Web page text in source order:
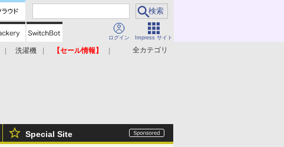
ログイン Impress サイト
全カテゴリ
洗濯機
【セール情報】
Special Site